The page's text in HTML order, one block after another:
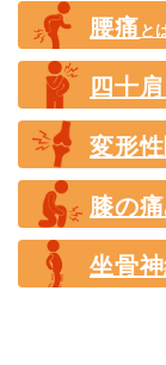
腰痛 と
四十肩
変形性
膝の
坐骨